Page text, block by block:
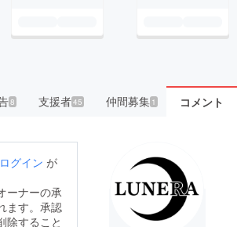
8 支援者45 仲間募集 1 コメント
ログイン が
ーナーの承
ます。承認
除すること